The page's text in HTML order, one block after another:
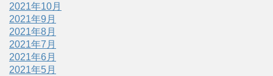
2021年10月
2021年9月
2021年8月
2021年7月
2021年6月
2021年5月